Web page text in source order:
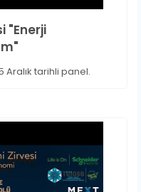
"Enerji
Aralık tarihli panel.